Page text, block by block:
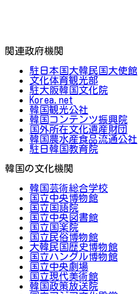
関連政府機関
駐日本国大韓民国大使館
文化体育観光部
駐大阪韓国文化院
Korea.net
韓国観光公社
韓国コンテンツ振興院
国外所在文化遺産財団
韓国農水産食品流通公社
駐日韓国教育院
韓国の文化機関
韓国芸術総合学校
国立中央博物館
国立国語院
国立中央図書館
国立国楽院
国立民俗博物館
大韓民国歴史博物館
国立ハングル博物館
国立中央劇場
国立現代美術館
韓国政策放送院